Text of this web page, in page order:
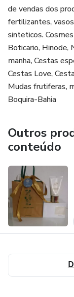
de vendas dos
fertilizantes,
sinteticos.
Boticario, Hinode,
manha, Cestas
Cestas Love,
Mudas frutiferas,
Boquira-Bahia
Outros
conteúdo